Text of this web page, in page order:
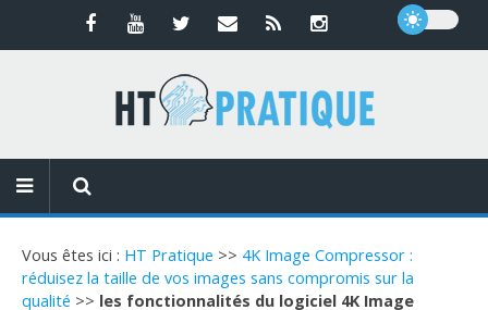
Vous êtes ici : HT Pratique >> 4K Image Compressor :
réduisez la taille de vos images sans compromis sur la
qualité >> les fonctionnalités du logiciel 4K Image